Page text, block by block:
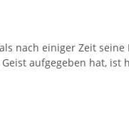
nach einiger Zeit
aufgegeben hat, ist